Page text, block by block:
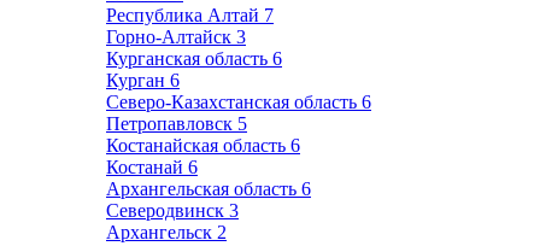
Республика Алтай 7
Горно-Алтайск 3
Курганская область 6
Курган 6
Северо-Казахстанская область 6
Петропавловск 5
Костанайская область 6
Костанай 6
Архангельская область 6
Северодвинск 3
Архангельск 2